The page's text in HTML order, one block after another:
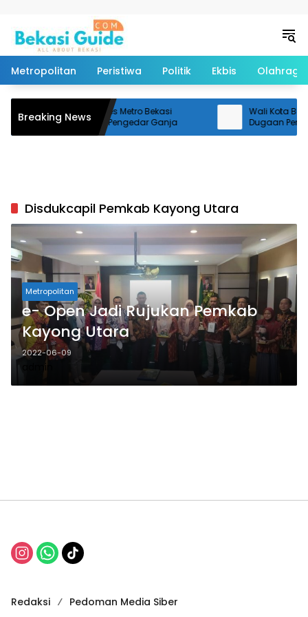
Metropolitan Peristiwa Politik Ekbis Olahraga
Breaking News
Satresnarkoba Polres Metro Bekasi
Tangkap Terduga Pengedar Ganja
Wali Kota
Dugaan
Kali Bekasi
Disdukcapil Pemkab Kayong Utara
Metropolitan
e- Open Jadi Rujukan Pemkab
Kayong Utara
2022-06-09
admin
Redaksi Pedoman Media Siber